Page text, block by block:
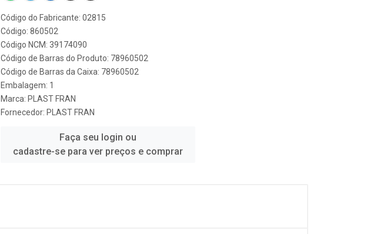
Código do Fabricante: 02815
Código: 860502
Código NCM: 39174090
Código de Barras do Produto: 78960502
Código de Barras da Caixa: 78960502
Embalagem: 1
Marca: PLAST FRAN
Fornecedor: PLAST FRAN
Faça seu login ou
cadastre-se para ver preços e comprar